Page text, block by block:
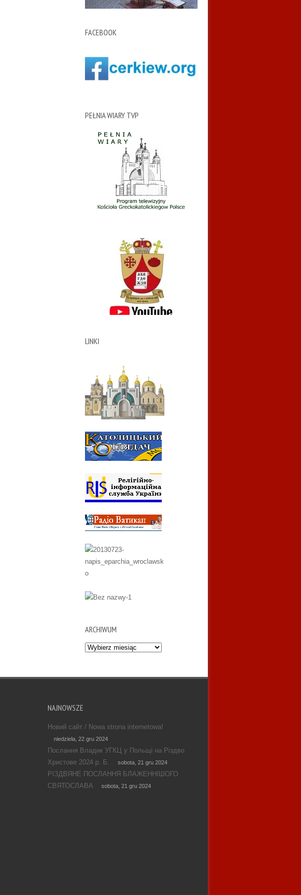
FACEBOOK
PEŁNIA WIARY TVP
LINKI
ARCHIWUM
Archiwum
NAJNOWSZE
Новий сайт / Nowa strona internetowa!
niedziela, 22 gru 2024
Послання Владик УГКЦ у Польщі на Різдво
Христове 2024 р. Б.
sobota, 21 gru 2024
РІЗДВЯНЕ ПОСЛАННЯ БЛАЖЕННІШОГО
СВЯТОСЛАВА
sobota, 21 gru 2024